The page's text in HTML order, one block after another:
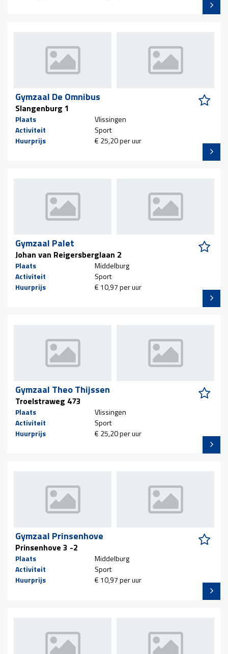
Gymzaal De Omnibus
Slangenburg 1
Plaats
Vlissingen
Activiteit
Sport
Huurprijs
€ 25,20 per uur
Gymzaal Palet
Johan van Reigersberglaan 2
Plaats
Middelburg
Activiteit
Sport
Huurprijs
€ 10,97 per uur
Gymzaal Theo Thijssen
Troelstraweg 473
Plaats
Vlissingen
Activiteit
Sport
Huurprijs
€ 25,20 per uur
Gymzaal Prinsenhove
Prinsenhove 3 -2
Plaats
Middelburg
Activiteit
Sport
Huurprijs
€ 10,97 per uur